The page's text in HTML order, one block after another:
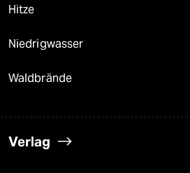
Hitze
Niedrigwasser
Waldbrände
Verlag